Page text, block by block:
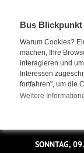
Bus
Warum Cookies?
machen, Ihre
interagieren und
Interessen
fortfahren", um die
Weitere
SONNTAG,